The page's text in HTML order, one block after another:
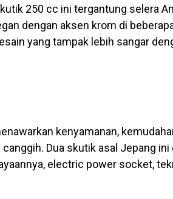
250 cc ini tergantung selera
dengan aksen krom di
yang tampak lebih sangar
kenyamanan,
Dua skutik asal Jepang ini
electric power socket,